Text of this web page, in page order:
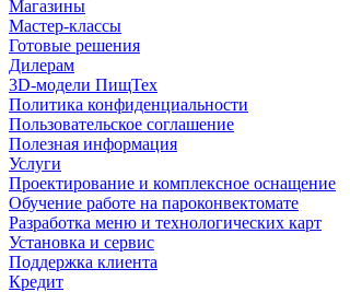
Магазины
Мастер-классы
Готовые решения
Дилерам
3D-модели ПищТех
Политика конфиденциальности
Пользовательское соглашение
Полезная информация
Услуги
Проектирование и комплексное оснащение
Обучение работе на пароконвектомате
Разработка меню и технологических карт
Установка и сервис
Поддержка клиента
Кредит